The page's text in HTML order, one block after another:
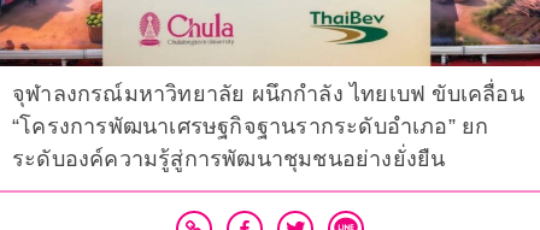
จุฬาลงกรณ์มหาวิทยาลัย ผนึกกำลัง ไทยเบฟ ขับเคลื่อน
“โครงการพัฒนาเศรษฐกิจฐานรากระดับอำเภอ” ยก
ระดับองค์ความรู้สู่การพัฒนาชุมชนอย่างยั่งยืน